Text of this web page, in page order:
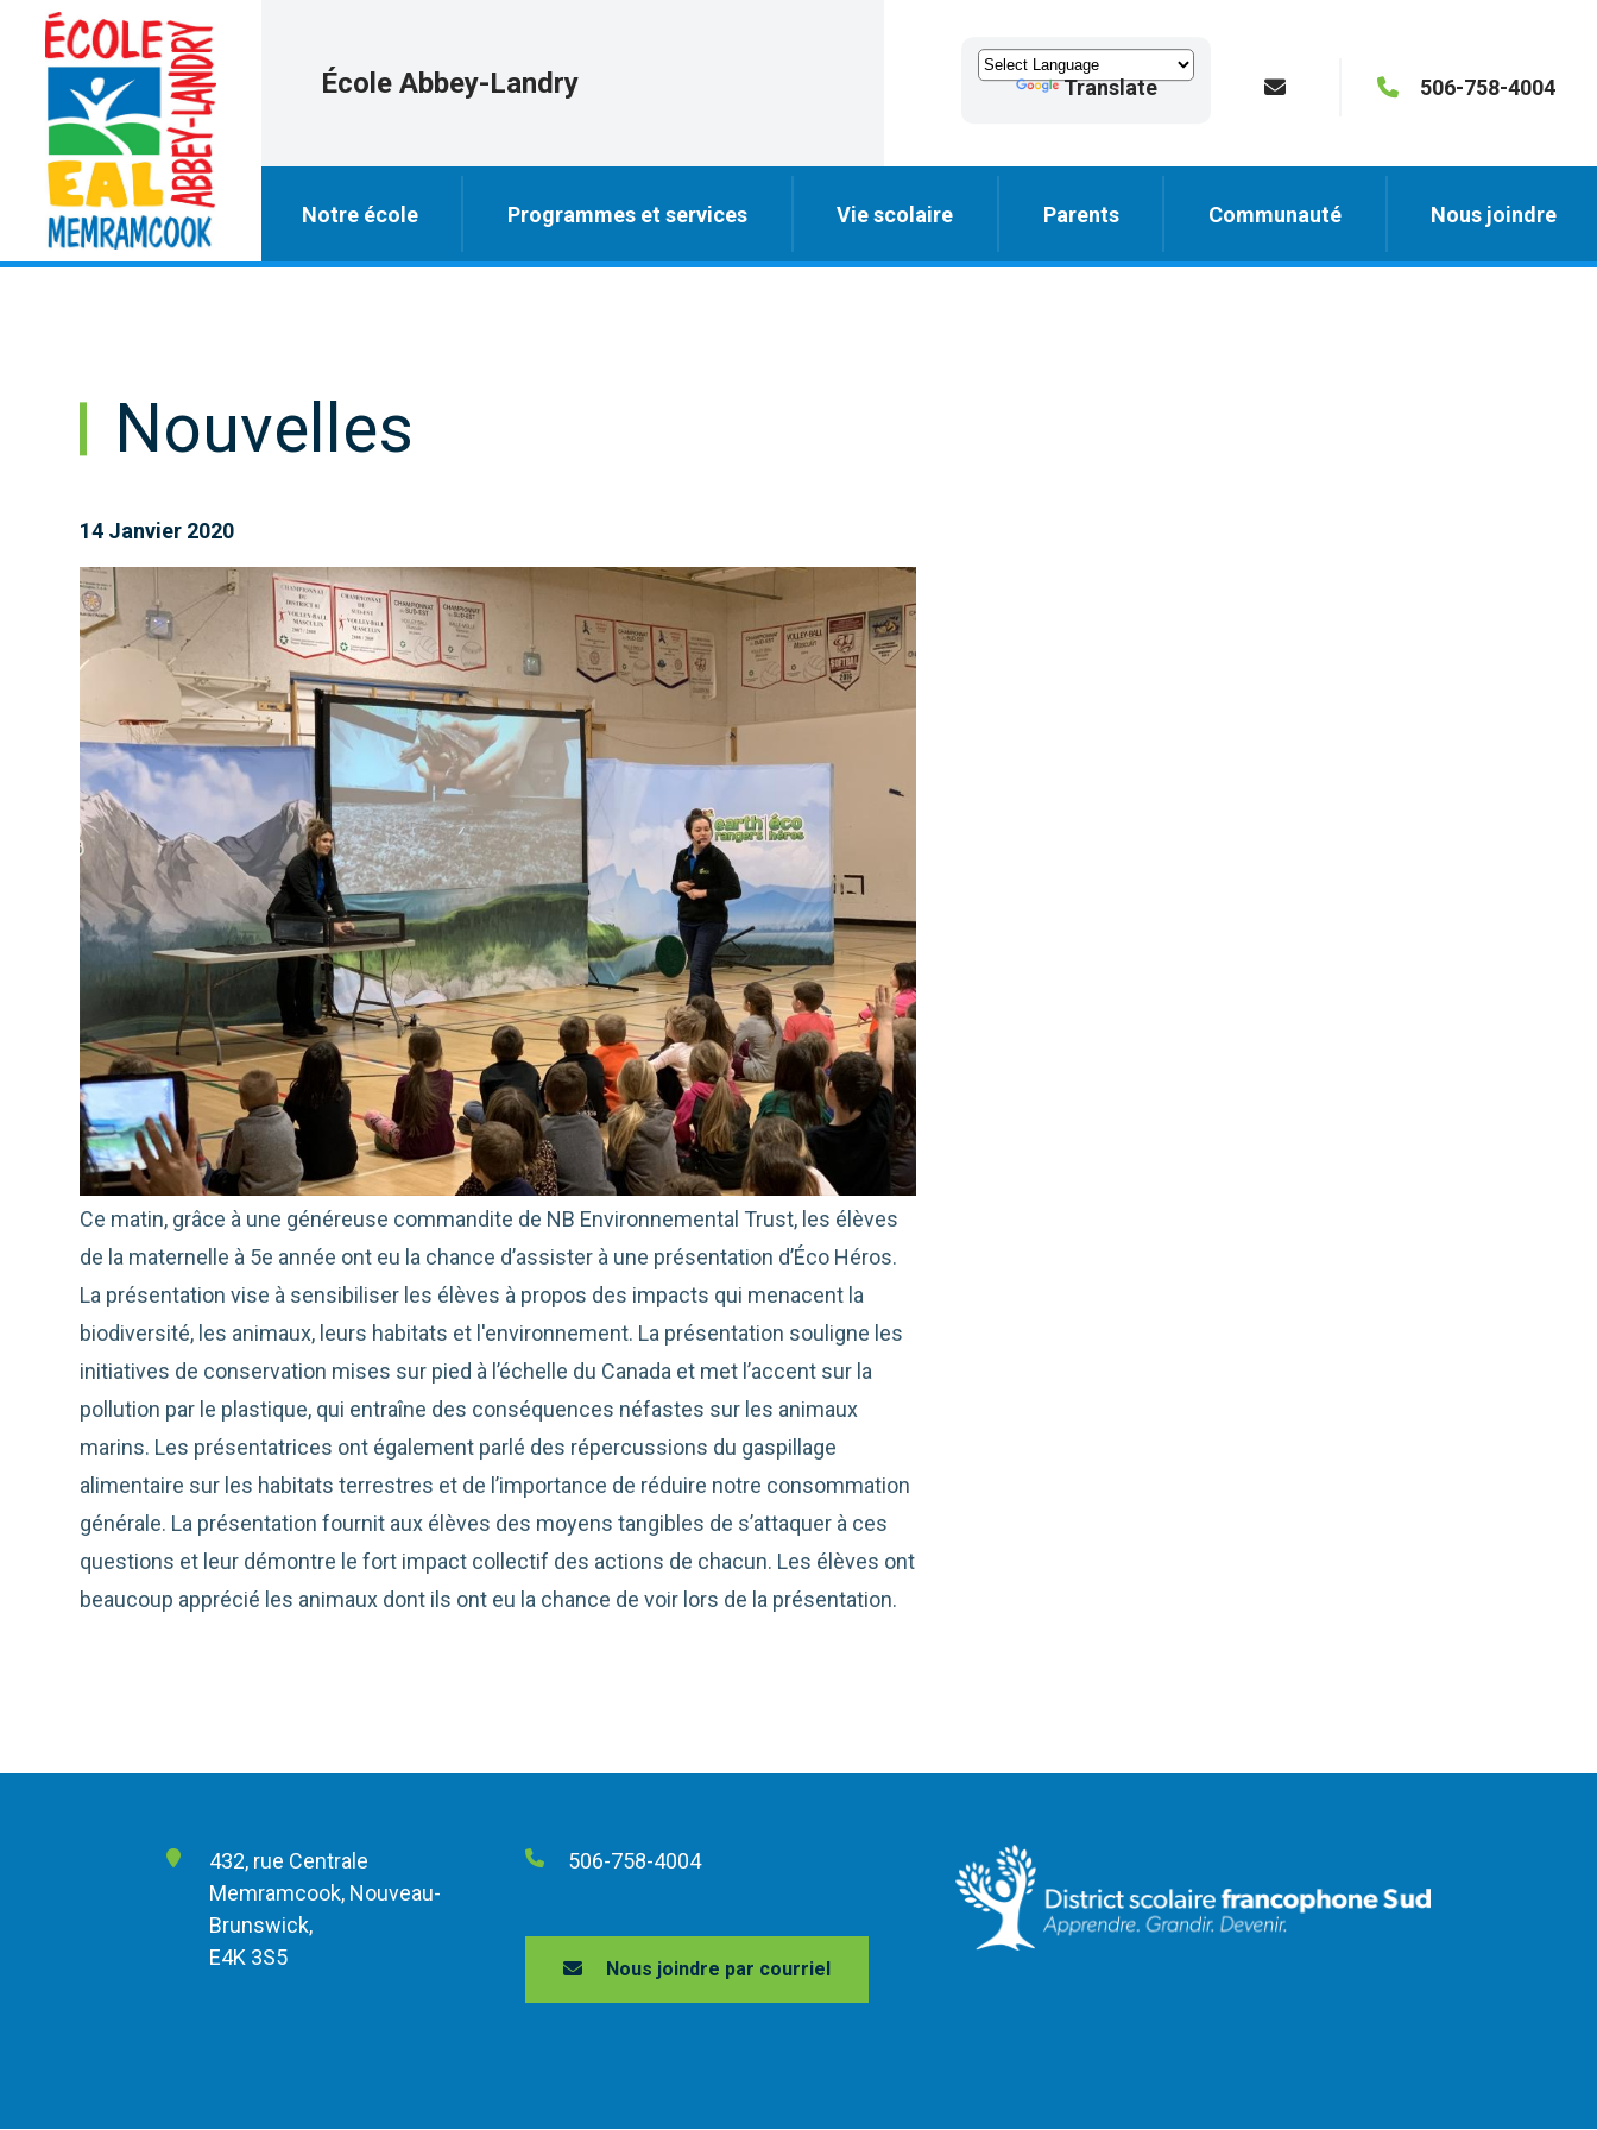
École Abbey-Landry Translate 506-758-4004
Notre école Programmes et services Vie scolaire Parents Communauté Nous joindre
Nouvelles
14 Janvier 2020
Ce matin, grâce à une généreuse commandite de NB Environnemental Trust, les élèves
de la maternelle à 5e année ont eu la chance d’assister à une présentation d’Éco Héros.
La présentation vise à sensibiliser les élèves à propos des impacts qui menacent la
biodiversité, les animaux, leurs habitats et l'environnement. La présentation souligne les
initiatives de conservation mises sur pied à l’échelle du Canada et met l’accent sur la
pollution par le plastique, qui entraîne des conséquences néfastes sur les animaux
marins. Les présentatrices ont également parlé des répercussions du gaspillage
alimentaire sur les habitats terrestres et de l’importance de réduire notre consommation
générale. La présentation fournit aux élèves des moyens tangibles de s’attaquer à ces
questions et leur démontre le fort impact collectif des actions de chacun. Les élèves ont
beaucoup apprécié les animaux dont ils ont eu la chance de voir lors de la présentation.
432, rue Centrale
Memramcook, Nouveau-
Brunswick,
E4K 3S5
506-758-4004
Nous joindre par courriel